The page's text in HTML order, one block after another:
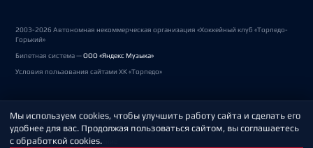
2003-2026 Автономная некоммерческая организация «Хоккейный клуб «Торпедо-
Горький»
Билетная система —ООО «Яндекс Музыка»
Условия пользования сайтами ХК «Торпедо»
Политика обработки персональных данных
Пользовательское соглашение
Мы используем cookies, чтобы улучшить работу сайта и сделать его
удобнее для вас. Продолжая пользоваться сайтом, вы соглашаетесь
с обработкой cookies.